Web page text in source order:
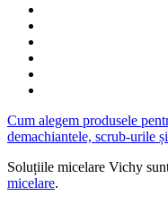
Cum alegem produsele
demachiantele, scrub-urile
Soluțiile micelare Vichy
micelare.